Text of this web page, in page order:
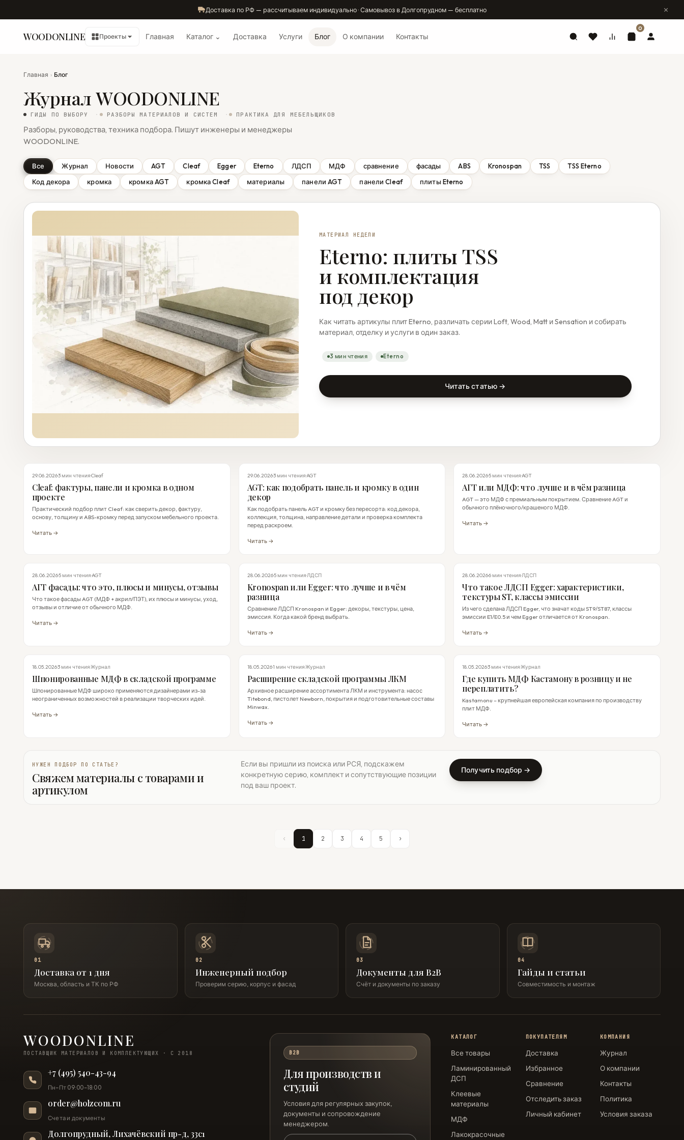
Доставка по РФ — рассчитываем индивидуально · Самовывоз в Долгопрудном — бесплатно
WOODONLINE Проекты Главная Каталог ⌄ Доставка Услуги Блог О компании Контакты
0
Главная › Блог
Журнал WOODONLINE
ГИДЫ ПО ВЫБОРУ РАЗБОРЫ МАТЕРИАЛОВ И СИСТЕМ ПРАКТИКА ДЛЯ МЕБЕЛЬЩИКОВ
Разборы, руководства, техника подбора. Пишут инженеры и менеджеры
WOODONLINE.
Все Журнал Новости AGT Cleaf Egger Eterno ЛДСП МДФ сравнение фасады ABS Kronospan TSS
TSS Eterno
Код декора
кромка кромка AGT кромка Cleaf материалы панели AGT панели Cleaf плиты Eterno
МАТЕРИАЛ НЕДЕЛИ
Eterno: плиты TSS
и комплектация
под декор
Как читать артикулы плит Eterno, различать серии Loft, Wood, Matt и Sensation и собирать
материал, отделку и услуги в один заказ.
3 мин чтения Eterno
Читать статью →
CLEAF
29.06.2026·3 мин чтения·Cleaf
Cleaf: фактуры, панели и кромка в одном
проекте
Практический подбор плит Cleaf: как сверить декор, фактуру,
основу, толщину и ABS-кромку перед запуском мебельного проекта.
Читать →
ПАНЕЛИ AGT
29.06.2026·3 мин чтения·AGT
AGT: как подобрать панель и кромку в один
декор
Как подобрать панель AGT и кромку без пересорта: код декора,
коллекция, толщина, направление детали и проверка комплекта
перед раскроем.
Читать →
МДФ
28.06.2026·5 мин чтения·AGT
АГТ или МДФ: что лучше и в чём разница
AGT — это МДФ с премиальным покрытием. Сравнение AGT и
обычного плёночного/крашеного МДФ.
Читать →
ФАСАДЫ
28.06.2026·5 мин чтения·AGT
АГТ фасады: что это, плюсы и минусы, отзывы
Что такое фасады AGT (МДФ + акрил/ПЭТ), их плюсы и минусы, уход,
отзывы и отличие от обычного МДФ.
Читать →
EGGER
28.06.2026·5 мин чтения·ЛДСП
Kronospan или Egger: что лучше и в чём
разница
Сравнение ЛДСП Kronospan и Egger: декоры, текстуры, цена,
эмиссия. Когда какой бренд выбрать.
Читать →
EGGER
28.06.2026·6 мин чтения·ЛДСП
Что такое ЛДСП Egger: характеристики,
текстуры ST, классы эмиссии
Из чего сделана ЛДСП Egger, что значат коды ST9/ST87, классы
эмиссии E1/E0.5 и чем Egger отличается от Kronospan.
Читать →
НОВОСТИ
18.05.2026·3 мин чтения·Журнал
Шпонированные МДФ в складской программе
Шпонированные МДФ широко применяются дизайнерами из-за
неограниченных возможностей в реализации творческих идей.
Читать →
НОВОСТИ
18.05.2026·1 мин чтения·Журнал
Расширение складской программы ЛКМ
Архивное расширение ассортимента ЛКМ и инструмента: насос
Titebond, пистолет Newborn, покрытия и подготовительные составы
Minwax.
Читать →
ЖУРНАЛ
18.05.2026·3 мин чтения·Журнал
Где купить МДФ Кастамону в розницу и не
переплатить?
Kastamonu – крупнейшая европейская компания по производству
плит МДФ.
Читать →
НУЖЕН ПОДБОР ПО СТАТЬЕ?
Свяжем материалы с товарами и
артикулом
Если вы пришли из поиска или РСЯ, подскажем
конкретную серию, комплект и сопутствующие позиции
под ваш проект.
Получить подбор →
‹ 1 2 3 4 5 ›
01
Доставка от 1 дня
Москва, область и ТК по РФ
02
Инженерный подбор
Проверим серию, корпус и фасад
03
Документы для B2B
Счёт и документы по заказу
04
Гайды и статьи
Совместимость и монтаж
WOODONLINE
ПОСТАВЩИК МАТЕРИАЛОВ И КОМПЛЕКТУЮЩИХ · С 2018
+7 (495) 540-43-94
Пн–Пт 09:00–18:00
order@holzcom.ru
Счета и документы
Долгопрудный, Лихачёвский пр-д, 33с1
B2B
Для производств и
студий
Условия для регулярных закупок,
документы и сопровождение
менеджером.
КАТАЛОГ
Все товары
Ламинированный
ДСП
Клеевые
материалы
МДФ
Лакокрасочные
ПОКУПАТЕЛЯМ
Доставка
Избранное
Сравнение
Отследить заказ
Личный кабинет
КОМПАНИЯ
Журнал
О компании
Контакты
Политика
Условия заказа